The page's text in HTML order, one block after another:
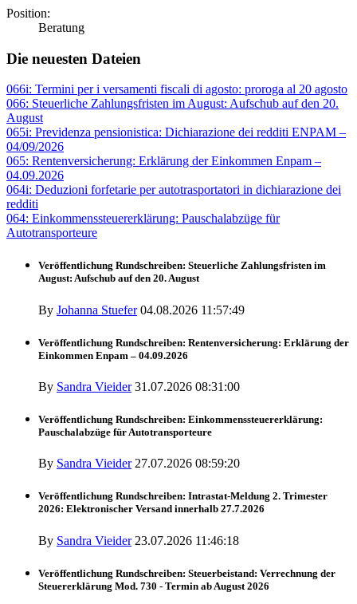
Position:
Beratung
Die neuesten Dateien
066i: Termini per i versamenti fiscali di agosto: proroga al 20 agosto
066: Steuerliche Zahlungsfristen im August: Aufschub auf den 20.
August
065i: Previdenza pensionistica: Dichiarazione dei redditi ENPAM –
04/09/2026
065: Rentenversicherung: Erklärung der Einkommen Enpam –
04.09.2026
064i: Deduzioni forfetarie per autotrasportatori in dichiarazione dei
redditi
064: Einkommenssteuererklärung: Pauschalabzüge für
Autotransporteure
Veröffentlichung Rundschreiben: Steuerliche Zahlungsfristen im
August: Aufschub auf den 20. August
By Johanna Stuefer 04.08.2026 11:57:49
Veröffentlichung Rundschreiben: Rentenversicherung: Erklärung der
Einkommen Enpam – 04.09.2026
By Sandra Vieider 31.07.2026 08:31:00
Veröffentlichung Rundschreiben: Einkommenssteuererklärung:
Pauschalabzüge für Autotransporteure
By Sandra Vieider 27.07.2026 08:59:20
Veröffentlichung Rundschreiben: Intrastat-Meldung 2. Trimester
2026: Elektronischer Versand innerhalb 27.7.2026
By Sandra Vieider 23.07.2026 11:46:18
Veröffentlichung Rundschreiben: Steuerbeistand: Verrechnung der
Steuererklärung Mod. 730 - Termin ab August 2026